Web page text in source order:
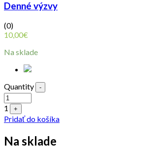
Denné výzvy
(0)
10,00€
Na sklade
Quantity -
1 +
Pridať do košíka
Na sklade